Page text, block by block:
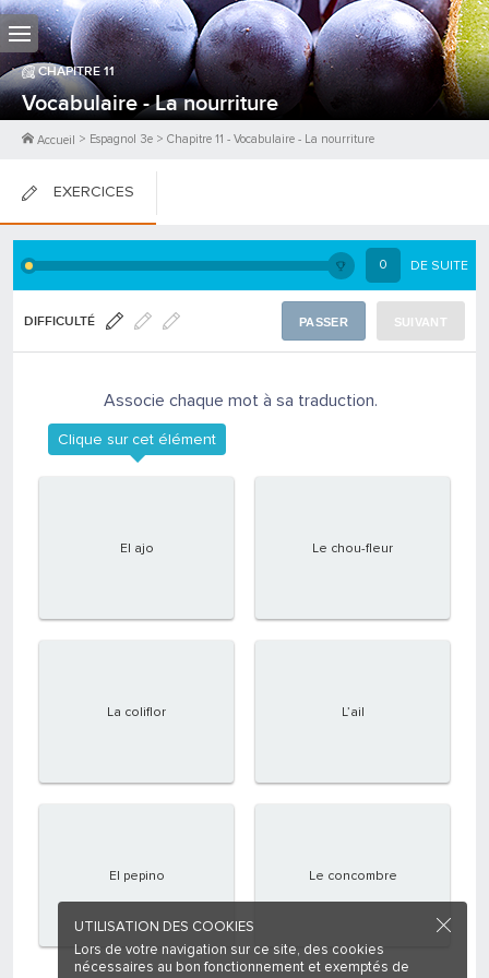
CHAPITRE11
Vocabulaire - La nourriture
Accueil > Espagnol 3e > Chapitre 11 - Vocabulaire - La nourriture
EXERCICES
FICHES DE COURS 0 DE SUITE
DIFFICULTÉ PASSER SUIVANT
Associe chaque mot à sa traduction.
El ajo
La coliflor
El pepino
Le chou-fleur
L’ail
Le concombre
Clique sur cet élément
UTILISATION DES COOKIES
Lors de votre navigation sur ce site, des cookies
nécessaires au bon fonctionnement et exemptés de